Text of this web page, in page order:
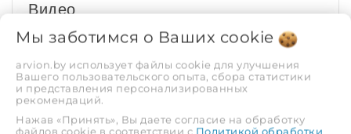
Видео
Мы заботимся о Ваших cookie
arvion.by использует файлы cookie для улучшения
Вашего пользовательского опыта, сбора статистики
и представления персонализированных
рекомендаций.
Нажав «Принять», Вы даете согласие на обработку
файлов cookie в соответствии с Политикой обработки